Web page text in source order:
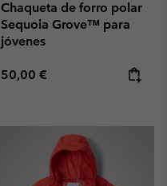
Chaqueta de forro polar
Sequoia Grove™ para
jóvenes
Regular price:
50,00 €